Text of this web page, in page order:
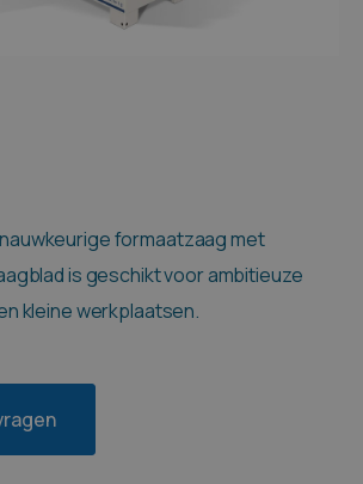
formaatzaag met
is geschikt voor ambitieuze
kleine werkplaatsen.